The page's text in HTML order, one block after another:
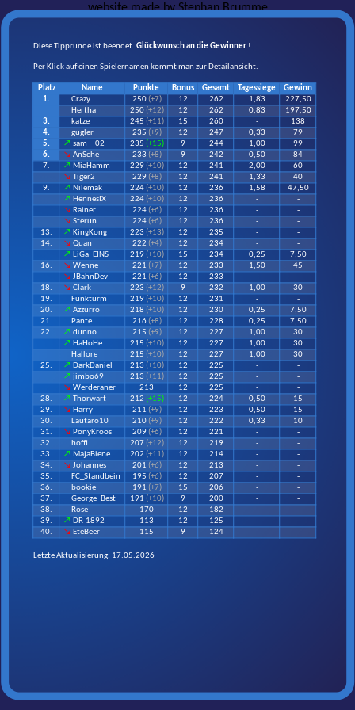
Diese Tipprunde ist beendet. Glückwunsch an die Gewinner!
Per Klick auf einen Spielernamen kommt man zur Detailansicht.
Platz Name Punkte Bonus Gesamt Tagessiege
Gewinn
1.
Crazy 250(+7) 12 262 1,83
227,50
Hertha
250 (+12) 12 262 0,83
197,50
3.
katze 245 (+11) 15 260 -
138
4.
gugler 235 (+9) 12 247 0,33
79
5.
↗ sam__02 235 (+15) 9 244 1,00
99
6.
↘ AnSche 233 (+8) 9 242 0,50
84
7.
↗ MiaHamm 229(+10) 12 241 2,00
60
↘ Tiger2 229 (+8) 12 241 1,33
40
9.
↗ Nilemak 224(+10) 12 236 1,58
47,50
↗ HennesIX 224 (+10) 12 236 -
-
↘ Rainer 224(+6) 12 236 -
-
↘ Sterun 224 (+6) 12 236 -
-
13.
↗ KingKong 223 (+13) 12 235 -
-
14.
↘ Quan 222 (+4) 12 234 -
-
↗ LiGa_EINS 219(+10) 15 234 0,25
7,50
16.
↘ Wenne 221 (+7) 12 233 1,50
45
↘ JBahnDev 221 (+6) 12 233 -
-
18.
↘ Clark 223 (+12) 9 232 1,00
30
19.
Funkturm 219(+10) 12 231 -
-
20.
↗ Azzurro 218 (+10) 12 230 0,25
7,50
21.
Pante 216(+8) 12 228 0,25
7,50
22.
↗ dunno 215 (+9) 12 227 1,00
30
↗ HaHoHe 215 (+10) 12 227 1,00
30
Hallore
215 (+10) 12 227 1,00
30
25.
↗ DarkDaniel 213 (+10) 12 225 -
-
↗ jimbo69 213 (+11) 12 225 -
-
↘ Werderaner 213 12 225 -
-
28.
↗ Thorwart 212 (+15) 12 224 0,50
15
29.
↘ Harry 211 (+9) 12 223 0,50
15
30.
Lautaro10 210 (+9) 12 222 0,33
10
31.
↘ PonyKroos 209(+6) 12 221 -
-
32.
hoffi 207 (+12) 12 219 -
-
33.
↗ MajaBiene 202 (+11) 12 214 -
-
34.
↘ Johannes 201 (+6) 12 213 -
-
35.
FC_Standbein 195 (+6) 12 207 -
-
36.
bookie 191 (+7) 15 206 -
-
37.
George_Best 191 (+10) 9 200 -
-
38.
Rose 170 12 182 -
-
39.
↗ DR-1892 113 12 125 -
-
40.
↘ EteBeer 115 9 124 - -
Letzte Aktualisierung: 17.05.2026
website made byStephan Brumme